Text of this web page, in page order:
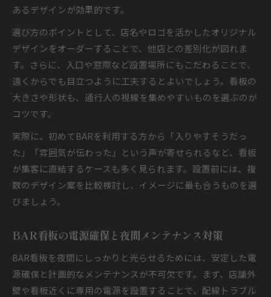
あるデザインが効果的です。
選び方のポイントとして、店名やロゴを活かしたオリジナル
デザインをオーダーすることで、他店との差別化が図れま
す。さらに、入口や窓際など設置場所にもこだわることで、
遠くからでも目立つように工夫するとよいでしょう。看板の
大きさや形状も、通行人の視線を集めやすいものを選ぶのが
コツです。
実際に、初めてBARを利用する方から「入りやすそうだっ
た」「雰囲気が伝わった」という声が寄せられるなど、看板
が集客に直結するケースも多く見られます。設置前には、複
数のデザイン案を比較検討し、イメージに最も合うものを選
びましょう。
BAR看板の電源確保と夜間メンテナンス対策
BAR看板を夜間にしっかりと光らせるためには、安定した電
源確保と計画的なメンテナンスが不可欠です。まず、店舗外
壁や看板近くに専用の電源を設置することで、配線トラブル